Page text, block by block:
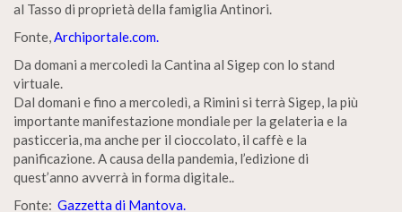
al Tasso di proprietà della famiglia Antinori.
Fonte,Archiportale.com.
Da domani a mercoledì la Cantina al Sigep con lo stand
virtuale.
Dal domani e fino a mercoledì, a Rimini si terrà Sigep, la più
importante manifestazione mondiale per la gelateria e la
pasticceria, ma anche per il cioccolato, il caffè e la
panificazione. A causa della pandemia, l’edizione di
quest’anno avverrà in forma digitale..
Fonte: Gazzetta di Mantova.